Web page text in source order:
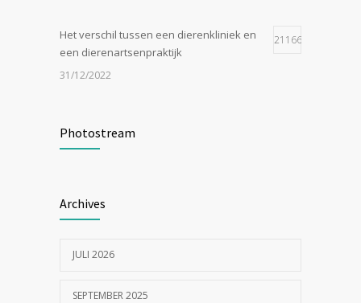
Het verschil tussen een dierenkliniek en
een dierenartsenpraktijk
21166
31/12/2022
24/07/2023
geknipt?
Photostream
Archives
JULI 2026
SEPTEMBER 2025